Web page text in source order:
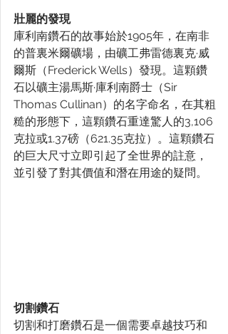
壯麗的發現
庫利南鑽石的故事始於1905年，在南非
的普裏米爾礦場，由礦工弗雷德裏克·威
爾斯（Frederick Wells）發現。這顆鑽
石以礦主湯馬斯·庫利南爵士（Sir
Thomas Cullinan）的名字命名，在其粗
糙的形態下，這顆鑽石重達驚人的3,106
克拉或1.37磅（621.35克拉）。這顆鑽石
的巨大尺寸立即引起了全世界的註意，
並引發了對其價值和潛在用途的疑問。
切割鑽石
切割和打磨鑽石是一個需要卓越技巧和